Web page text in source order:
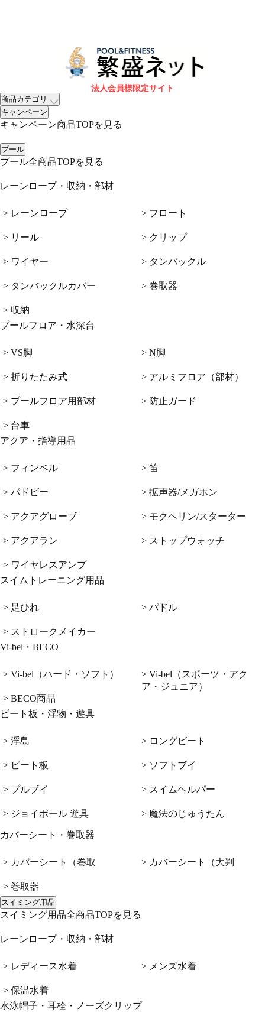
法人会員様限定サイト
商品カテゴリ
キャンペーン
キャンペーン商品TOPを見る
プール
プール全商品TOPを見る
レーンロープ・収納・部材
> レーンロープ
> リール
> ワイヤー
> タンバックルカバー
> 収納
> フロート
> クリップ
> タンバックル
> 巻取器
プールフロア・水深台
> VS脚
> 折りたたみ式
> プールフロア用部材
> 台車
> N脚
> アルミフロア（部材）
> 防止ガード
アクア・指導用品
> フィンベル
> パドビー
> アクアグローブ
> アクアラン
> ワイヤレスアンプ
> 笛
> 拡声器/メガホン
> モクヘリン/スターター
> ストップウォッチ
スイムトレーニング用品
> 足ひれ
> ストロークメイカー
> パドル
Vi-bel・BECO
> Vi-bel（ハード・ソフト）
> BECO商品
> Vi-bel（スポーツ・アク
ア・ジュニア）
ビート板・浮物・遊具
> 浮島
> ビート板
> プルブイ
> ジョイポール 遊具
> ロングビート
> ソフトブイ
> スイムヘルパー
> 魔法のじゅうたん
カバーシート・巻取器
> カバーシート（巻取
> 巻取器
> カバーシート（大判
スイミング用品
スイミング用品全商品TOPを見る
レーンロープ・収納・部材
> レディース水着
> 保温水着
> メンズ水着
水泳帽子・耳栓・ノーズクリップ